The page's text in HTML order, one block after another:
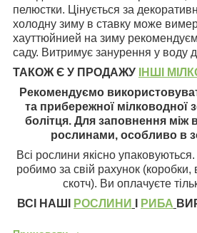
пелюстки. Цінується за
холодну зиму в ставку може
хауттюйнией на зиму
саду. Витримує занурення у воду
ТАКОЖ Є У ПРОДАЖУ
ІНШІ
Рекомендуємо
та прибережної мілководної
болітця. Для заповнення
рослинами, особливо в
Всі рослини якісно
робимо за свій рахунок (коробки,
скотч). Ви оплачуєте
ВСІ НАШІ
РОСЛИНИ РИБА